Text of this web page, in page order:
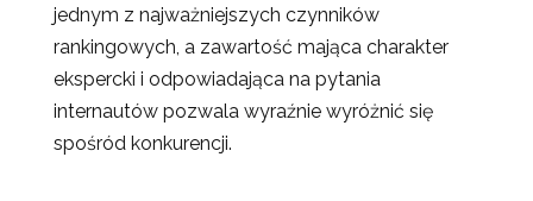
jednym z najważniejszych czynników
rankingowych, a zawartość mająca charakter
ekspercki i odpowiadająca na pytania
internautów pozwala wyraźnie wyróżnić się
spośród konkurencji.